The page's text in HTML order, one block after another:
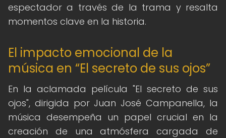
espectador a través de la trama y resalta
momentos clave en la historia.
El impacto emocional de la
música en “El secreto de sus ojos”
En la aclamada película "El secreto de sus
ojos", dirigida por Juan José Campanella, la
música desempeña un papel crucial en la
creación de una atmósfera cargada de